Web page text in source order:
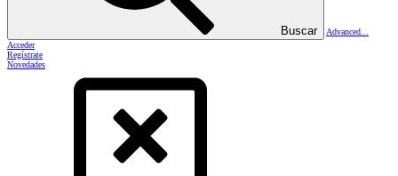
Buscar
Advanced...
Acceder
Regístrate
Novedades